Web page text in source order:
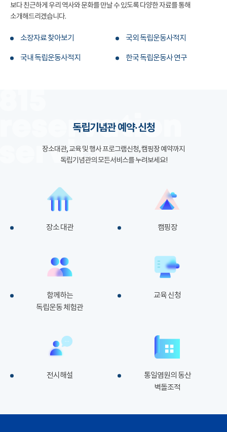
보다 친근하게 우리 역사와 문화를 만날 수 있도록 다양한 자료를 통해
소개해드리겠습니다.
소장자료 찾아보기 국외 독립운동사적지
국내 독립운동사적지 한국 독립운동사 연구
독립기념관 예약·신청
장소대관, 교육 및 행사 프로그램신청, 캠핑장 예약까지
독립기념관의 모든서비스를 누려보세요!
장소 대관 캠핑장
함께하는
독립운동 체험관
교육 신청
전시해설
통일염원의 동산
벽돌조적